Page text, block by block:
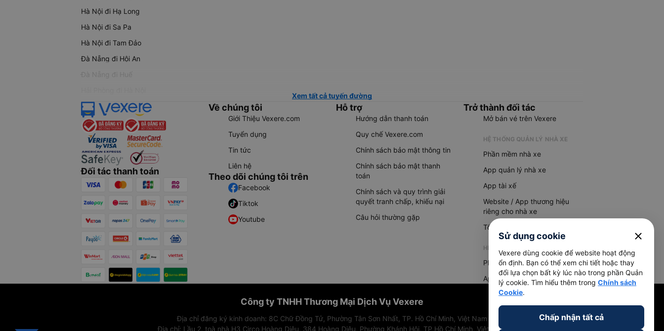
Hà Nội đi Hạ Long
Hà Nội đi Sa Pa
Hà Nội đi Tam Đảo
Đà Nẵng đi Hội An
Đà Nẵng đi Huế
Xem tất cả tuyến đường
Đối tác thanh toán
Về chúng tôi
Giới Thiệu Vexere.com
Tuyển dụng
Tin tức
Liên hệ
Theo dõi chúng tôi trên
Facebook
Tiktok
Youtube
Hỗ trợ
Hướng dẫn thanh toán
Quy chế Vexere.com
Chính sách bảo mật thông tin
Chính sách bảo mật thanh
toán
Chính sách và quy trình giải
quyết tranh chấp, khiếu nại
Câu hỏi thường gặp
Trở thành đối tác
Mở bán vé trên Vexere
HỆ THỐNG QUẢN LÝ NHÀ XE
Phần mềm nhà xe
App quản lý nhà xe
App tài xế
Website / App thương hiệu
riêng cho nhà xe
Tổng đài AI
HỆ THỐNG QUẢN LÝ HÀNG HOÁ
Phần mềm quản lý hàng hoá
App quản lý hàng hoá
Công ty TNHH Thương Mại Dịch Vụ Vexere
Địa chỉ đăng ký kinh doanh: 8C Chữ Đồng Tử, Phường Tân Sơn Nhất, TP. Hồ Chí Minh, Việt Nam
Địa chỉ: Lầu 2, toà nhà H3 Circo Hoàng Diệu, 384 Hoàng Diệu, Phường Khánh Hội, TP Hồ Chí Minh, Việt Nam
Sử dụng cookie close
Vexere dùng cookie để website hoạt động
ổn định. Bạn có thể xem chi tiết hoặc thay
đổi lựa chọn bất kỳ lúc nào trong phần Quản
lý cookie. Tìm hiểu thêm trong Chính sách
Cookie.
Chấp nhận tất cả